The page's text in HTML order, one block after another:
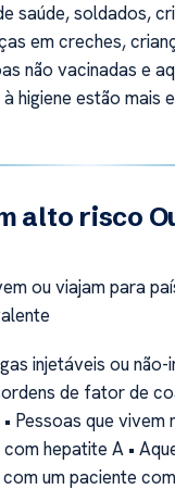
saúde, soldados,
em creches,
não vacinadas e
higiene estão mais
alto risco
ou viajam para
injetáveis ou não-
de fator de
Pessoas que vivem
hepatite A •
um paciente